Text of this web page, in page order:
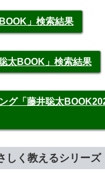
」検索結果
太BOOK」検索結果
グ「藤井聡太
しく教えるシリーズ